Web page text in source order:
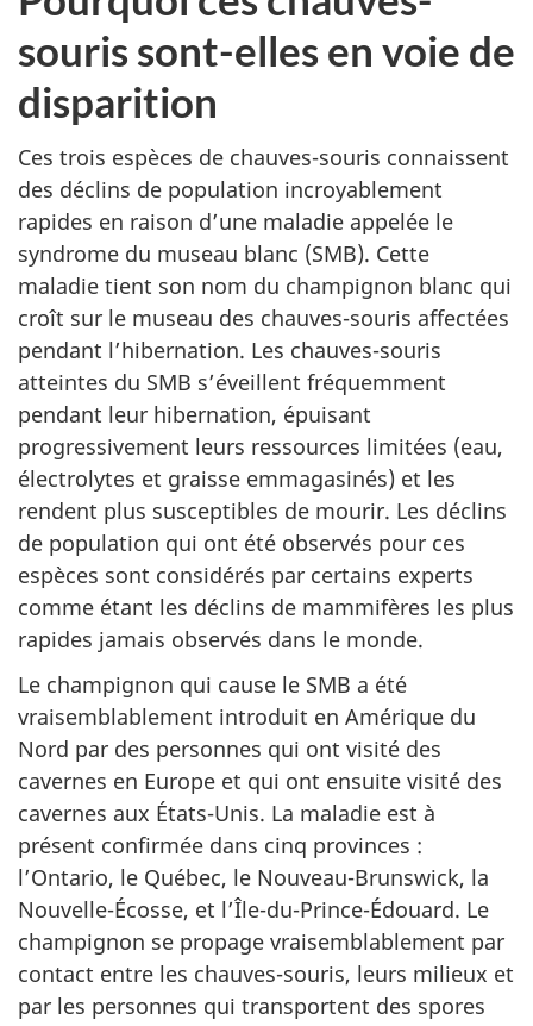
souris sont-elles en voie de
disparition
Ces trois espèces de chauves-souris connaissent
des déclins de population incroyablement
rapides en raison d’une maladie appelée le
syndrome du museau blanc (SMB). Cette
maladie tient son nom du champignon blanc qui
croît sur le museau des chauves-souris affectées
pendant l’hibernation. Les chauves-souris
atteintes du SMB s’éveillent fréquemment
pendant leur hibernation, épuisant
progressivement leurs ressources limitées (eau,
électrolytes et graisse emmagasinés) et les
rendent plus susceptibles de mourir. Les déclins
de population qui ont été observés pour ces
espèces sont considérés par certains experts
comme étant les déclins de mammifères les plus
rapides jamais observés dans le monde.
Le champignon qui cause le SMB a été
vraisemblablement introduit en Amérique du
Nord par des personnes qui ont visité des
cavernes en Europe et qui ont ensuite visité des
cavernes aux États-Unis. La maladie est à
présent confirmée dans cinq provinces :
l’Ontario, le Québec, le Nouveau-Brunswick, la
Nouvelle-Écosse, et l’Île-du-Prince-Édouard. Le
champignon se propage vraisemblablement par
contact entre les chauves-souris, leurs milieux et
par les personnes qui transportent des spores